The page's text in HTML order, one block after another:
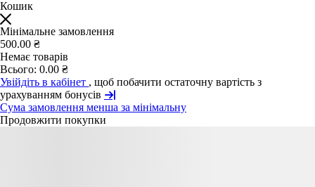
Кошик
Мінімальне замовлення
500.00 ₴
Немає товарів
Всього: 0.00 ₴
Увійдіть в кабінет , щоб побачити остаточну вартість з
урахуванням бонусів
Сума замовлення менша за мінімальну
Продовжити покупки